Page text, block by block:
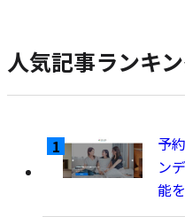
示
人気記事ランキ
予
ン
能